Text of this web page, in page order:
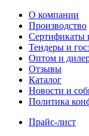
О компании
Производство
Тендеры и
Оптом и
Отзывы
Каталог
Новости и
Политика
Прайс-лист